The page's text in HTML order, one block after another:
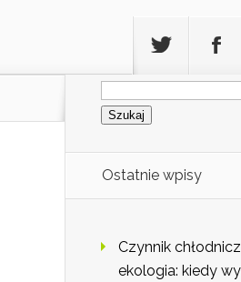
Szukaj:
Ostatnie wpisy
Czynnik
ekologia: kiedy